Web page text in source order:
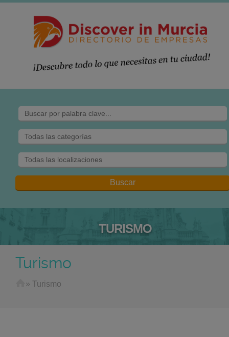
TURISMO
Turismo
Home
» Turismo